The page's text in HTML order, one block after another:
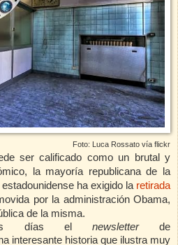
Foto: Luca Rossato vía flickr
ser calificado como un brutal y
la mayoría republicana de la
ha exigido la retirada
por la administración Obama,
de la misma.
días el newsletterde
interesante historia que ilustra muy